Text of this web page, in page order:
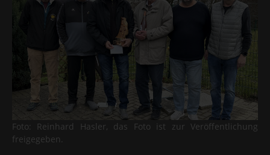
Foto: Reinhard Hasler, das Foto ist zur Veröffentlichung
freigegeben.